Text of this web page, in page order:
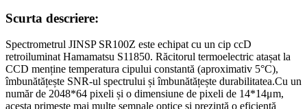
Scurta descriere:
Spectrometrul JINSP SR100Z este echipat cu un cip ccD
retroiluminat Hamamatsu S11850. Răcitorul termoelectric atașat la
CCD menține temperatura cipului constantă (aproximativ 5°C),
îmbunătățește SNR-ul spectrului și îmbunătățește durabilitatea.Cu un
număr de 2048*64 pixeli și o dimensiune de pixeli de 14*14μm,
acesta primește mai multe semnale optice și prezintă o eficiență